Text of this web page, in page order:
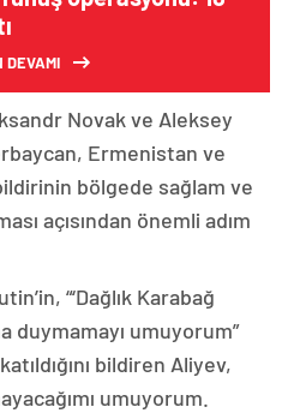
DEVAMI
Novak ve Aleksey
Ermenistan ve
bölgede sağlam ve
açısından önemli adım
“‘Dağlık Karabağ
duymamayı umuyorum”
bildiren Aliyev,
umuyorum.